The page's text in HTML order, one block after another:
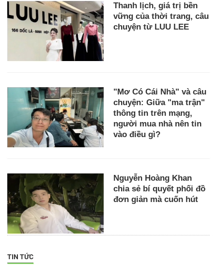
Thanh lịch, giá trị bền
vững của thời trang, câu
chuyện từ LUU LEE
"Mơ Có Cái Nhà" và câu
chuyện: Giữa "ma trận"
thông tin trên mạng,
người mua nhà nên tin
vào điều gì?
Nguyễn Hoàng Khan
chia sẻ bí quyết phối đồ
đơn giản mà cuốn hút
TIN TỨC